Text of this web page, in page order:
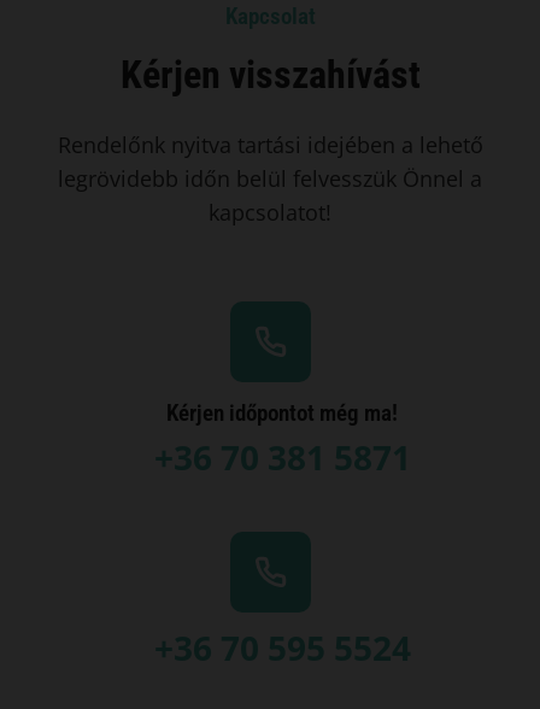
Kapcsolat
Kérjen visszahívást
Rendelőnk nyitva tartási idejében a lehető
legrövidebb időn belül felvesszük Önnel a
kapcsolatot!
Kérjen időpontot még ma!
+36 70 381 5871
+36 70 595 5524